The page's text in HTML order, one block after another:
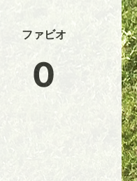
ファビオ
0